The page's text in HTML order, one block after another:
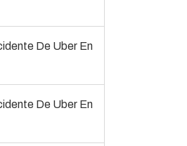
De Uber En
De Uber En